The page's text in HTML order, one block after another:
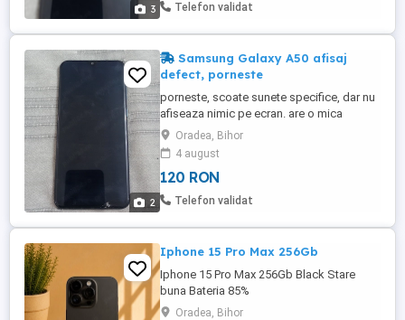
3 Telefon validat
2
Samsung Galaxy A50 afisaj
defect, porneste
porneste, scoate sunete specifice, dar nu
afiseaza nimic pe ecran. are o mica
ciobitura la sticla de protectie in partea
dreapta-jos. alte detalii nu cunosc, este
cumparat la gramada cu alte telefoane
defecte, nu l-am folosit personal. este
complet, fara accesorii
Oradea, Bihor
4 august
120 RON
Telefon validat
Iphone 15 Pro Max 256Gb
Iphone 15 Pro Max 256Gb Black Stare
buna Bateria 85%
Oradea, Bihor